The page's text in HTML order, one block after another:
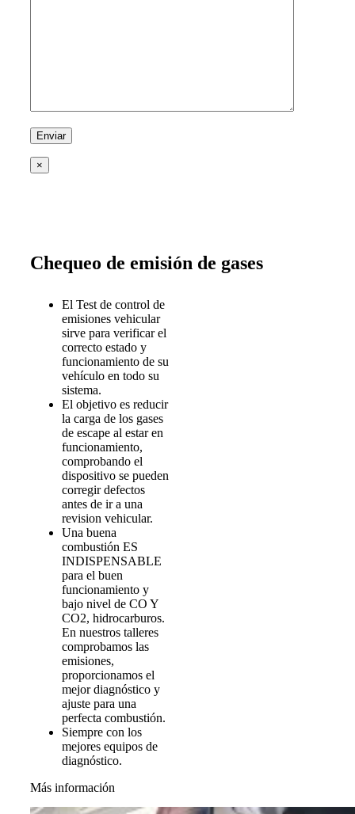
×
Chequeo de emisión de gases
El Test de control de
emisiones vehicular
sirve para verificar el
correcto estado y
funcionamiento de su
vehículo en todo su
sistema.
El objetivo es reducir
la carga de los gases
de escape al estar en
funcionamiento,
comprobando el
dispositivo se pueden
corregir defectos
antes de ir a una
revision vehicular.
Una buena
combustión ES
INDISPENSABLE
para el buen
funcionamiento y
bajo nivel de CO Y
CO2, hidrocarburos.
En nuestros talleres
comprobamos las
emisiones,
proporcionamos el
mejor diagnóstico y
ajuste para una
perfecta combustión.
Siempre con los
mejores equipos de
diagnóstico.
Más información